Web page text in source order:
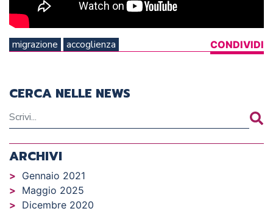
migrazione accoglienza CONDIVIDI
CERCA NELLE NEWS
ARCHIVI
Gennaio 2021
Maggio 2025
Dicembre 2020